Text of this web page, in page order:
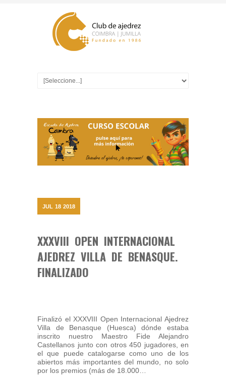
JUL 18 2018
XXXVIII OPEN INTERNACIONAL
AJEDREZ VILLA DE BENASQUE.
FINALIZADO
Finalizó el XXXVIII Open Internacional Ajedrez
Villa de Benasque (Huesca) dónde estaba
inscrito nuestro Maestro Fide Alejandro
Castellanos junto con otros 450 jugadores, en
el que puede catalogarse como uno de los
abiertos más importantes del mundo, no solo
por los premios (más de 18.000…